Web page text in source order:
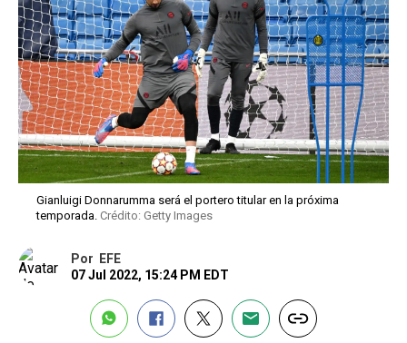
Gianluigi Donnarumma será el portero titular en la próxima
temporada. Crédito: Getty Images
Por
EFE
07 Jul 2022, 15:24 PM EDT